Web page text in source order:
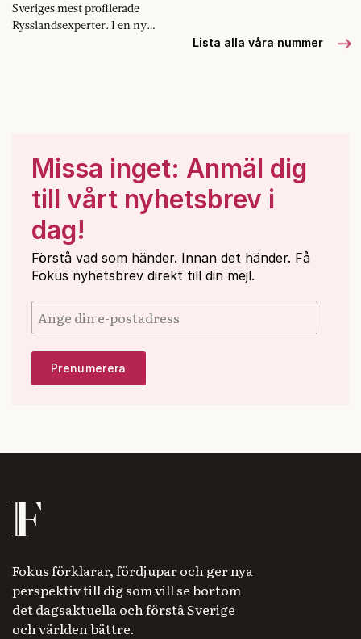
Sveriges mest profilerade
Rysslandsexperter. I en ny
Lista alla våra nummer
Missa inget: Anmäl dig
till vårt nyhetsbrev i
dag!
Förstå vad som händer. Innan det händer. Få
Fokus nyhetsbrev direkt till din mejl.
Fokus förklarar, fördjupar och ger nya
perspektiv till dig som vill se bortom
det dagsaktuella och förstå Sverige
och världen bättre.